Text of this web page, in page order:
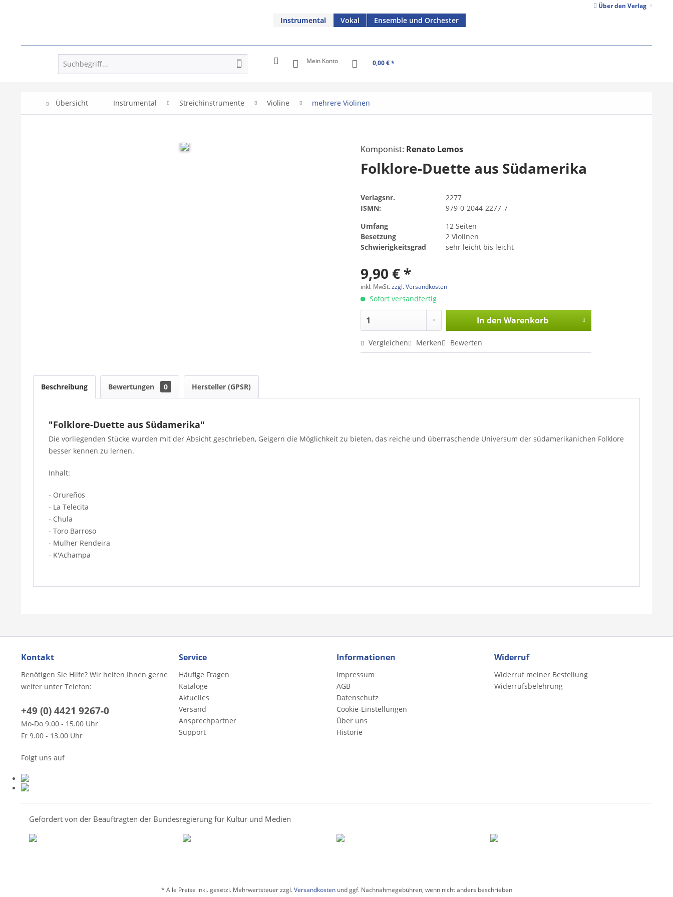
Über den Verlag
Instrumental Vokal Ensemble und Orchester
Mein Konto 0,00 € *
Übersicht Instrumental Streichinstrumente Violine mehrere Violinen
Komponist: Renato Lemos
Folklore-Duette aus Südamerika
Verlagsnr.
2277
ISMN:
979-0-2044-2277-7
Umfang
12 Seiten
Besetzung
2 Violinen
Schwierigkeitsgrad
sehr leicht bis leicht
9,90 € *
inkl. MwSt.zzgl. Versandkosten
Sofort versandfertig
In den Warenkorb
Vergleichen Merken Bewerten
Beschreibung Bewertungen 0 Hersteller (GPSR)
"Folklore-Duette aus Südamerika"
Die vorliegenden Stücke wurden mit der Absicht geschrieben, Geigern die Möglichkeit zu bieten, das reiche und überraschende Universum der südamerikanichen Folklore
besser kennen zu lernen.
Inhalt:
- Orureños
- La Telecita
- Chula
- Toro Barroso
- Mulher Rendeira
- K'Achampa
Kontakt
Benötigen Sie Hilfe? Wir helfen Ihnen gerne
weiter unter Telefon:
+49 (0) 4421 9267-0
Mo-Do 9.00 - 15.00 Uhr
Fr 9.00 - 13.00 Uhr
Folgt uns auf
Service
Häufige Fragen
Kataloge
Aktuelles
Versand
Ansprechpartner
Support
Informationen
Impressum
AGB
Datenschutz
Cookie-Einstellungen
Über uns
Historie
Widerruf
Widerruf meiner Bestellung
Widerrufsbelehrung
Gefördert von der Beauftragten der Bundesregierung für Kultur und Medien
* Alle Preise inkl. gesetzl. Mehrwertsteuer zzgl.Versandkostenund ggf. Nachnahmegebühren, wenn nicht anders beschrieben